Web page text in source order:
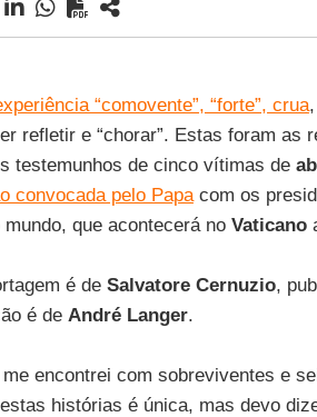
“comovente”, “forte”, crua
refletir e “chorar”. Estas foram as
testemunhos de cinco vítimas de
convocada pelo Papacom os
mundo, que acontecerá no Vaticano
é de Salvatore Cernuzio,
é de André Langer.
me encontrei com sobreviventes e
histórias é única, mas devo